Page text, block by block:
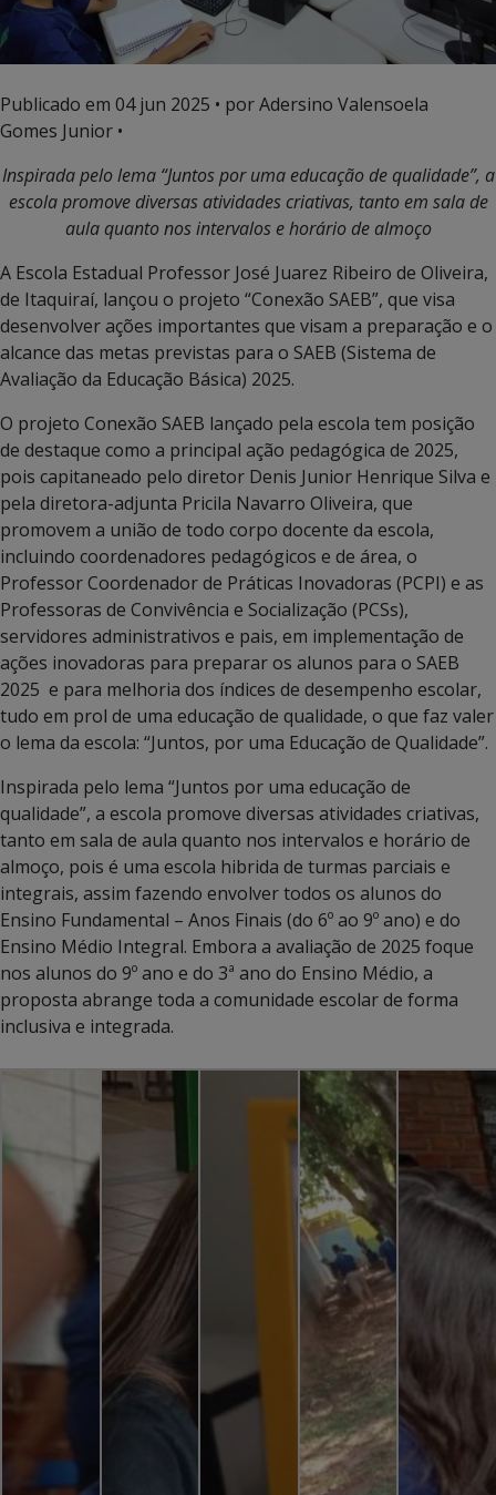
Publicado em 04 jun 2025 • por Adersino Valensoela
Gomes Junior •
Inspirada pelo lema “Juntos por uma educação de qualidade”, a
escola promove diversas atividades criativas, tanto em sala de
aula quanto nos intervalos e horário de almoço
A Escola Estadual Professor José Juarez Ribeiro de Oliveira,
de Itaquiraí, lançou o projeto “Conexão SAEB”, que visa
desenvolver ações importantes que visam a preparação e o
alcance das metas previstas para o SAEB (Sistema de
Avaliação da Educação Básica) 2025.
O projeto Conexão SAEB lançado pela escola tem posição
de destaque como a principal ação pedagógica de 2025,
pois capitaneado pelo diretor Denis Junior Henrique Silva e
pela diretora-adjunta Pricila Navarro Oliveira, que
promovem a união de todo corpo docente da escola,
incluindo coordenadores pedagógicos e de área, o
Professor Coordenador de Práticas Inovadoras (PCPI) e as
Professoras de Convivência e Socialização (PCSs),
servidores administrativos e pais, em implementação de
ações inovadoras para preparar os alunos para o SAEB
2025 e para melhoria dos índices de desempenho escolar,
tudo em prol de uma educação de qualidade, o que faz valer
o lema da escola: “Juntos, por uma Educação de Qualidade”.
Inspirada pelo lema “Juntos por uma educação de
qualidade”, a escola promove diversas atividades criativas,
tanto em sala de aula quanto nos intervalos e horário de
almoço, pois é uma escola hibrida de turmas parciais e
integrais, assim fazendo envolver todos os alunos do
Ensino Fundamental – Anos Finais (do 6º ao 9º ano) e do
Ensino Médio Integral. Embora a avaliação de 2025 foque
nos alunos do 9º ano e do 3ª ano do Ensino Médio, a
proposta abrange toda a comunidade escolar de forma
inclusiva e integrada.